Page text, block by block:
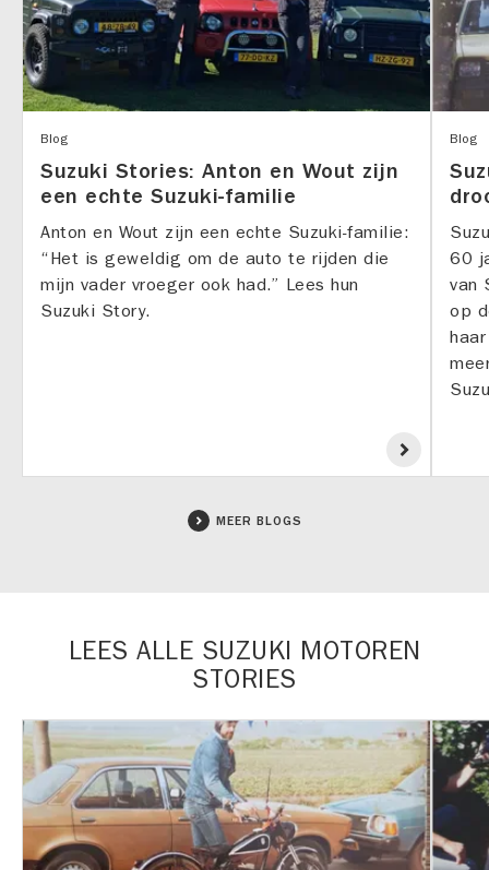
Blog
Suzuki Stories: Anton en Wout zijn
een echte Suzuki-familie
Anton en Wout zijn een echte Suzuki-familie:
“Het is geweldig om de auto te rijden die
mijn vader vroeger ook had.” Lees hun
Suzuki Story.
Blog
60
van
op
MEER BLOGS
LEES ALLE SUZUKI MOTOREN
STORIES